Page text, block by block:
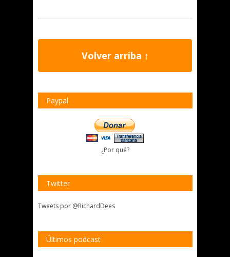
Volver arriba ↑
Paypal
¿Por qué?
Twitter
Tweets por @RichardDees
Últimos podcast